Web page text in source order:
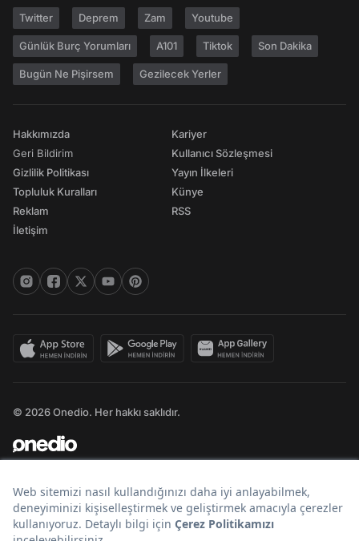
Twitter Deprem Zam Youtube
Günlük Burç Yorumları A101 Tiktok Son Dakika
Bugün Ne Pişirsem Gezilecek Yerler
Hakkımızda
Geri Bildirim
Gizlilik Politikası
Topluluk Kuralları
Reklam
İletişim
Kariyer
Kullanıcı Sözleşmesi
Yayın İlkeleri
Künye
RSS
© 2026 Onedio. Her hakkı saklıdır.
Bir markasıdır.